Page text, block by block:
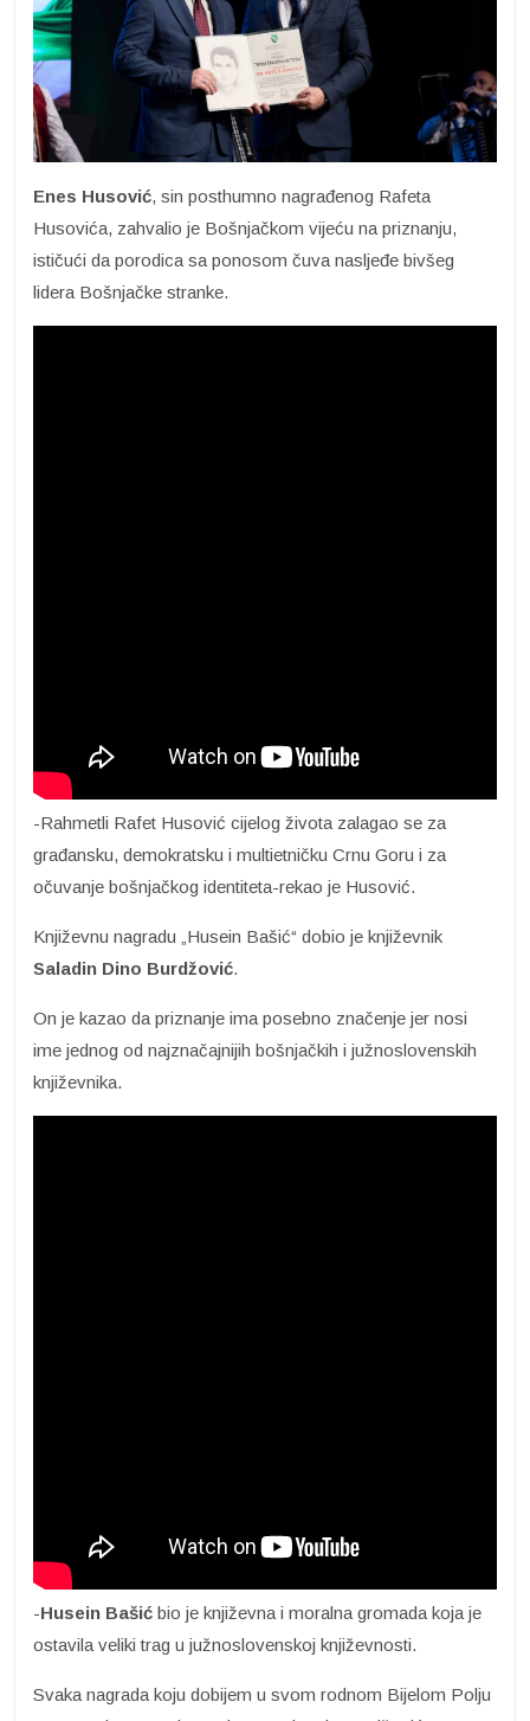
Enes Husović, sin posthumno nagrađenog Rafeta
Husovića, zahvalio je Bošnjačkom vijeću na priznanju,
ističući da porodica sa ponosom čuva nasljeđe bivšeg
lidera Bošnjačke stranke.
-Rahmetli Rafet Husović cijelog života zalagao se za
građansku, demokratsku i multietničku Crnu Goru i za
očuvanje bošnjačkog identiteta-rekao je Husović.
Književnu nagradu „Husein Bašić“ dobio je književnik
Saladin Dino Burdžović.
On je kazao da priznanje ima posebno značenje jer nosi
ime jednog od najznačajnijih bošnjačkih i južnoslovenskih
književnika.
-Husein Bašić bio je književna i moralna gromada koja je
ostavila veliki trag u južnoslovenskoj književnosti.
Svaka nagrada koju dobijem u svom rodnom Bijelom Polju